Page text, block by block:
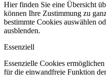
Hier finden Sie eine Übersicht
können Ihre Zustimmung zu
bestimmte Cookies auswählen
ausblenden.
Essenziell
Essenzielle Cookies
für die einwandfreie Funktion